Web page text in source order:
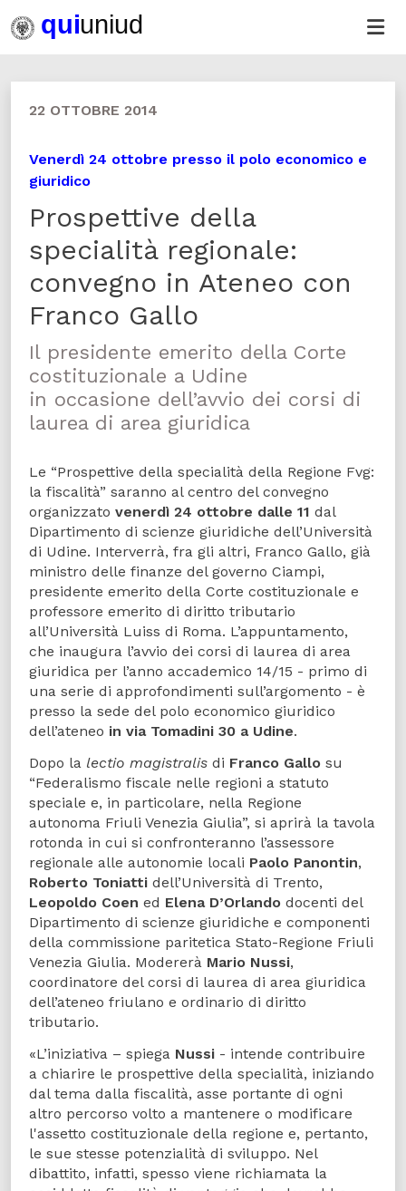
22 OTTOBRE 2014
Venerdì 24 ottobre presso il polo economico e
giuridico
Prospettive della
specialità regionale:
convegno in Ateneo con
Franco Gallo
Il presidente emerito della Corte
costituzionale a Udine
in occasione dell’avvio dei corsi di
laurea di area giuridica
Le “Prospettive della specialità della Regione Fvg:
la fiscalità” saranno al centro del convegno
organizzato venerdì 24 ottobre dalle 11 dal
Dipartimento di scienze giuridiche dell’Università
di Udine. Interverrà, fra gli altri, Franco Gallo, già
ministro delle finanze del governo Ciampi,
presidente emerito della Corte costituzionale e
professore emerito di diritto tributario
all’Università Luiss di Roma. L’appuntamento,
che inaugura l’avvio dei corsi di laurea di area
giuridica per l’anno accademico 14/15 - primo di
una serie di approfondimenti sull’argomento - è
presso la sede del polo economico giuridico
dell’ateneo in via Tomadini 30 a Udine.
Dopo la lectio magistralis di Franco Gallo su
“Federalismo fiscale nelle regioni a statuto
speciale e, in particolare, nella Regione
autonoma Friuli Venezia Giulia”, si aprirà la tavola
rotonda in cui si confronteranno l’assessore
regionale alle autonomie locali Paolo Panontin,
Roberto Toniatti dell’Università di Trento,
Leopoldo Coen ed Elena D’Orlando docenti del
Dipartimento di scienze giuridiche e componenti
della commissione paritetica Stato-Regione Friuli
Venezia Giulia. Modererà Mario Nussi,
coordinatore del corsi di laurea di area giuridica
dell’ateneo friulano e ordinario di diritto
tributario.
«L’iniziativa – spiega Nussi - intende contribuire
a chiarire le prospettive della specialità, iniziando
dal tema dalla fiscalità, asse portante di ogni
altro percorso volto a mantenere o modificare
l'assetto costituzionale della regione e, pertanto,
le sue stesse potenzialità di sviluppo. Nel
dibattito, infatti, spesso viene richiamata la